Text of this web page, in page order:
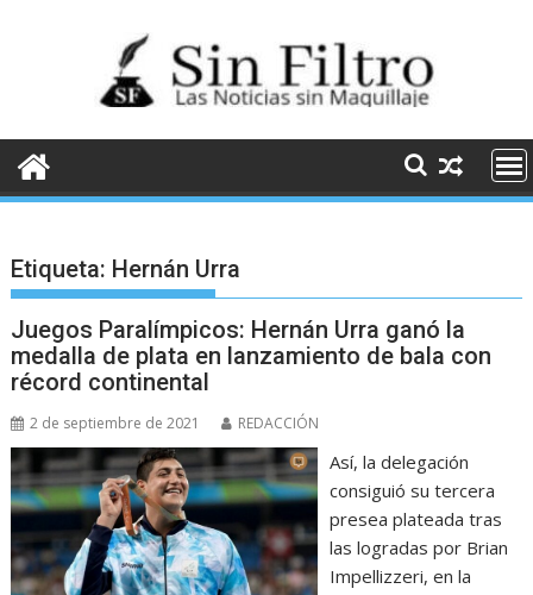
Etiqueta: Hernán Urra
Juegos Paralímpicos: Hernán Urra ganó la
medalla de plata en lanzamiento de bala con
récord continental
2 de septiembre de 2021 REDACCIÓN
Así, la delegación
consiguió su tercera
presea plateada tras
las logradas por Brian
Impellizzeri, en la